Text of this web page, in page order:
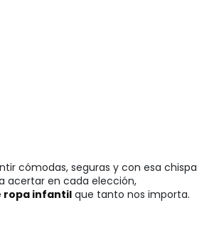
cómodas, seguras y con esa chispa
acertar en cada elección,
ropa infantilque tanto nos importa.